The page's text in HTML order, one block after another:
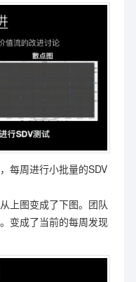
每周进行小批量的SDV
上图变成了下图。团队
变成了当前的每周发现